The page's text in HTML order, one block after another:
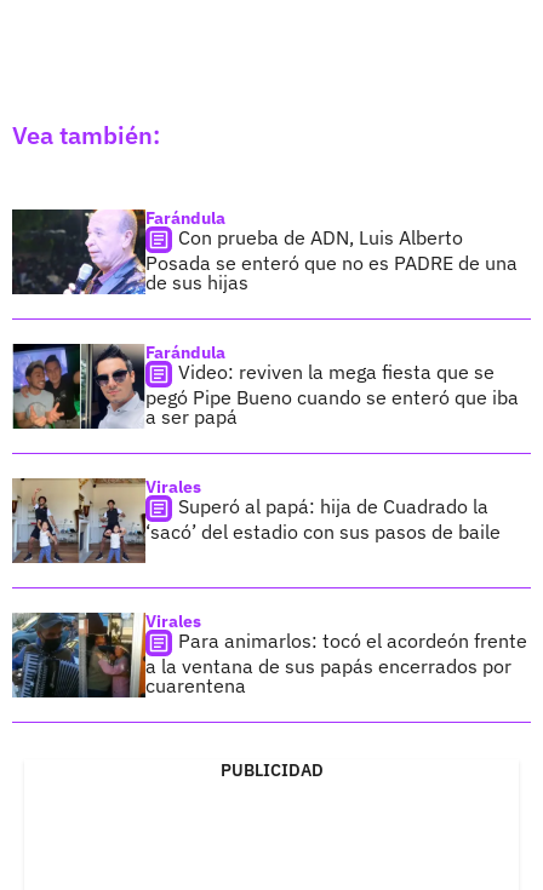
Vea también:
Farándula
Con prueba de ADN, Luis Alberto
Posada se enteró que no es PADRE de una
de sus hijas
Farándula
Video: reviven la mega fiesta que se
pegó Pipe Bueno cuando se enteró que iba
a ser papá
Virales
Superó al papá: hija de Cuadrado la
‘sacó’ del estadio con sus pasos de baile
Virales
Para animarlos: tocó el acordeón frente
a la ventana de sus papás encerrados por
cuarentena
PUBLICIDAD